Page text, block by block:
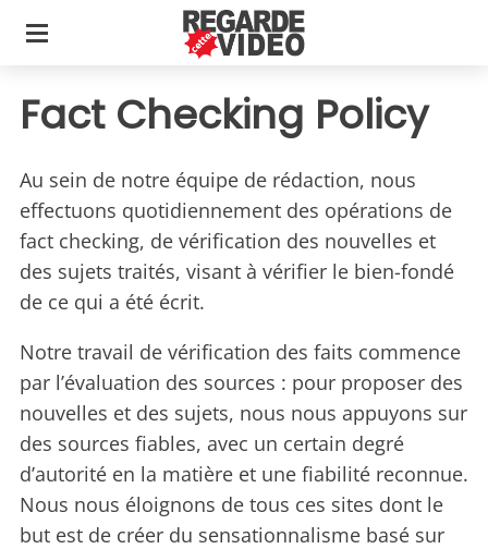
Fact Checking Policy
Au sein de notre équipe de rédaction, nous
effectuons quotidiennement des opérations de
fact checking, de vérification des nouvelles et
des sujets traités, visant à vérifier le bien-fondé
de ce qui a été écrit.
Notre travail de vérification des faits commence
par l’évaluation des sources : pour proposer des
nouvelles et des sujets, nous nous appuyons sur
des sources fiables, avec un certain degré
d’autorité en la matière et une fiabilité reconnue.
Nous nous éloignons de tous ces sites dont le
but est de créer du sensationnalisme basé sur